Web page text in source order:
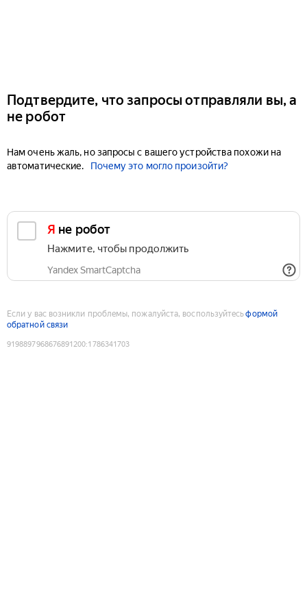
Подтвердите, что запросы отправляли вы, а
не робот
Нам очень жаль, но запросы с вашего устройства похожи на
автоматические.
Почему это могло произойти?
Я не робот
Нажмите, чтобы продолжить
Yandex SmartCaptcha
Если у вас возникли проблемы, пожалуйста, воспользуйтесьформой
обратной связи
9198897968676891200:1786341703